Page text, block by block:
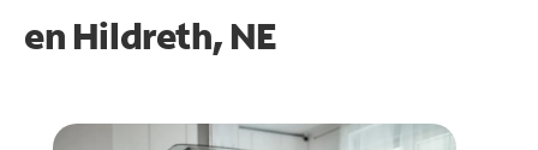
en Hildreth, NE